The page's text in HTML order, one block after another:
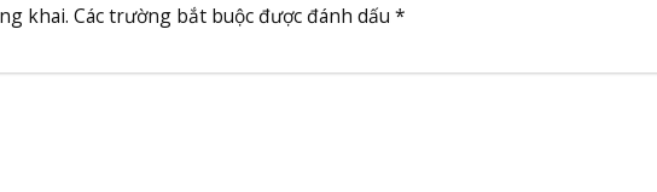
khai. Các trường bắt buộc được đánh dấu *